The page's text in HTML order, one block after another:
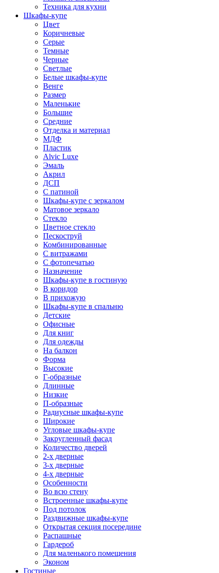
Техника для кухни
Шкафы-купе
Цвет
Коричневые
Серые
Темные
Черные
Светлые
Белые шкафы-купе
Венге
Размер
Маленькие
Большие
Средние
Отделка и материал
МДФ
Пластик
Alvic Luxe
Эмаль
Акрил
ДСП
С патиной
Шкафы-купе с зеркалом
Матовое зеркало
Стекло
Цветное стекло
Пескоструй
Комбинированные
С витражами
С фотопечатью
Назначение
Шкафы-купе в гостиную
В коридор
В прихожую
Шкафы-купе в спальню
Детские
Офисные
Для книг
Для одежды
На балкон
Форма
Высокие
Г-образные
Длинные
Низкие
П-образные
Радиусные шкафы-купе
Широкие
Угловые шкафы-купе
Закругленный фасад
Количество дверей
2-х дверные
3-х дверные
4-х дверные
Особенности
Во всю стену
Встроенные шкафы-купе
Под потолок
Раздвижные шкафы-купе
Открытая секция посередине
Распашные
Гардероб
Для маленького помещения
Эконом
Гостиные